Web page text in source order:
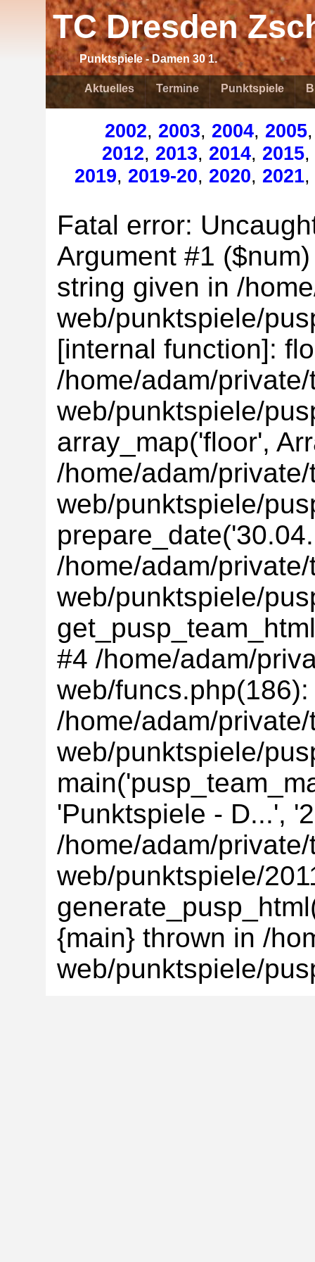
TC Dresden
Punktspiele - Damen 30 1.
Aktuelles Termine Punktspiele
2002, 2003, 2004, 2005
2012, 2013, 2014, 2015,
2019, 2019-20, 2020, 2021,
Fatal error:
Argument #1
string given in /
web/punktspiele/
[internal function]:
/home/adam/
web/punktspiele/
array_map('floor',
/home/adam/
web/punktspiele/
/home/adam/
web/punktspiele/
#4 /home/adam/
web/
/home/adam/
web/punktspiele/
'Punktspiele - D...',
/home/adam/
web/punktspiele/
{main} thrown in /
web/punktspiele/